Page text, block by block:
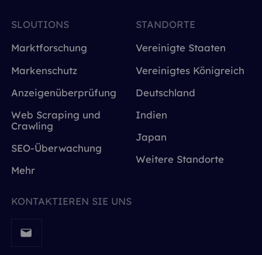
SLOUTIONS
Marktforschung
Markenschutz
Anzeigenüberprüfung
Web Scraping und
Crawling
SEO-Überwachung
Mehr
STANDORTE
Vereinigte Staaten
Vereinigtes Königreich
Deutschland
Indien
Japan
Weitere Standorte
KONTAKTIEREN SIE UNS